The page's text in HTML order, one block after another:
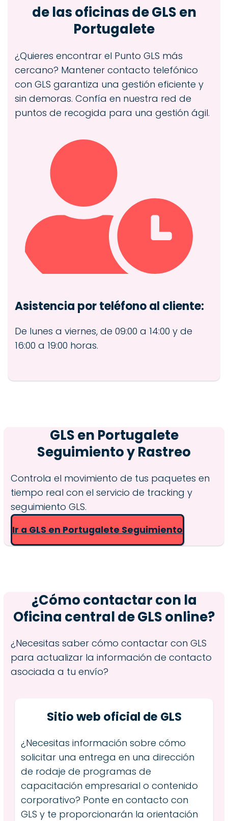
de las oficinas de GLS en
Portugalete
¿Quieres encontrar el Punto GLS más
cercano? Mantener contacto telefónico
con GLS garantiza una gestión eficiente y
sin demoras. Confía en nuestra red de
puntos de recogida para una gestión ágil.
Asistencia por teléfono al cliente:
De lunes a viernes, de 09:00 a 14:00 y de
16:00 a 19:00 horas.
GLS en Portugalete
Seguimiento y Rastreo
Controla el movimiento de tus paquetes en
tiempo real con el servicio de tracking y
seguimiento GLS.
Ir a GLS en Portugalete Seguimiento
¿Cómo contactar con la
Oficina central de GLS online?
¿Necesitas saber cómo contactar con GLS
para actualizar la información de contacto
asociada a tu envío?
Sitio web oficial de GLS
¿Necesitas información sobre cómo
solicitar una entrega en una dirección
de rodaje de programas de
capacitación empresarial o contenido
corporativo? Ponte en contacto con
GLS y te proporcionarán la orientación